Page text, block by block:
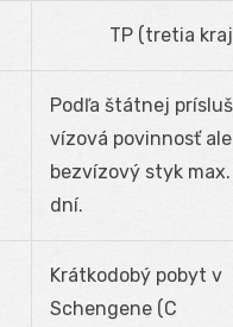
TP (tretia
Podľa štátnej
vízová povinnosť
bezvízový styk
dní.
Krátkodobý pobyt v
Schengene (C